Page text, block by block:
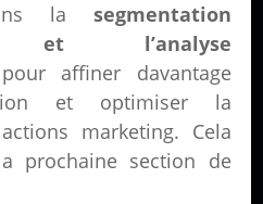
la segmentation
et l’analyse
pour affiner davantage
et optimiser la
marketing. Cela
prochaine section de